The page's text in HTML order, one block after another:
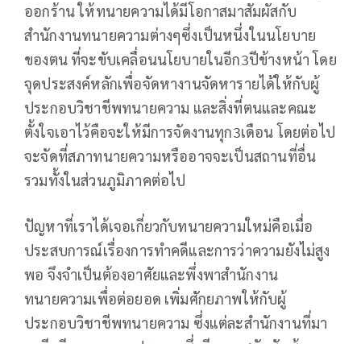
ออกร้าน ให้ทนายความได้มีโอกาสมาสัมผัสกับ
สำนักงานทนายความต่างๆซึ่งเป็นหนึ่งในนโยบาย
ของตน ที่จะขับเคลื่อนนโยบายในอีก3ปีข้างหน้า โดย
จุดประสงค์หลักเพื่อจัดหางานจัดหารายได้ให้กับผู้
ประกอบวิชาชีพทนายความ และสิ่งที่ตนและคณะ
ตั้งใจเอาไว้คือจะให้มีการจัดงานทุก3เดือน โดยต่อไป
จะจัดที่สภาทนายความหรืออาจจะเป็นสถานที่อื่น
รวมทั้งในส่วนภูมิภาคต่อไป
ปัญหาที่เราได้เจอเกี่ยวกับทนายความใหม่คือเมื่อ
ประสบการณ์เรื่องการทำคดีและการว่าความยังไม่สูง
พอ จึงจำเป็นต้องอาศัยและพึ่งพาสำนักงาน
ทนายความเพื่อต่อยอด เพิ่มศักยภาพให้กับผู้
ประกอบวิชาชีพทนายความ ซึ่งแต่ละสำนักงานที่มา